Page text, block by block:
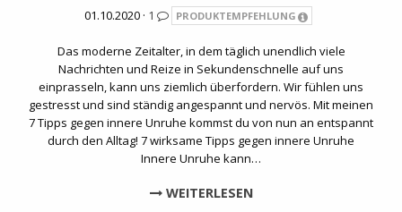
01.10.2020 · 1 PRODUKTEMPFEHLUNG
Das moderne Zeitalter, in dem täglich unendlich viele
Nachrichten und Reize in Sekundenschnelle auf uns
einprasseln, kann uns ziemlich überfordern. Wir fühlen uns
gestresst und sind ständig angespannt und nervös. Mit meinen
7 Tipps gegen innere Unruhe kommst du von nun an entspannt
durch den Alltag! 7 wirksame Tipps gegen innere Unruhe
Innere Unruhe kann…
WEITERLESEN